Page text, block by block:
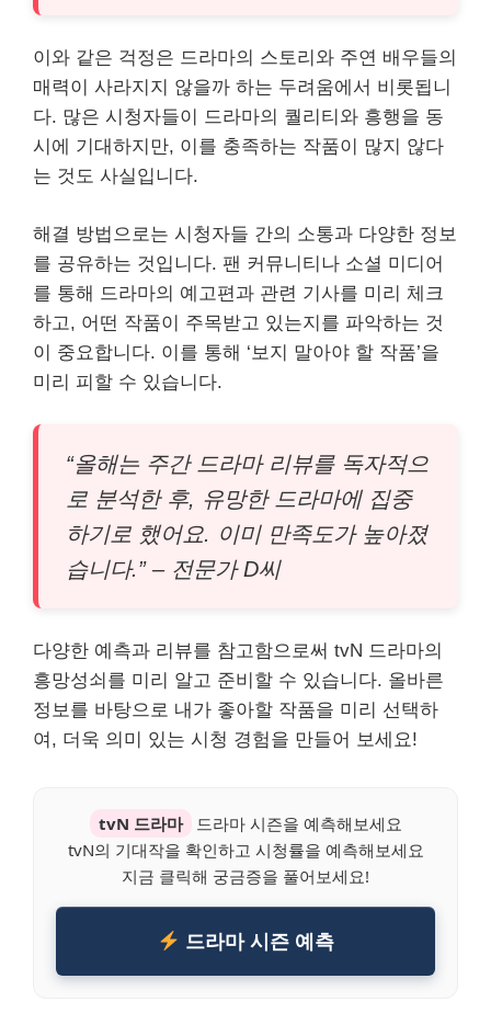
이와 같은 걱정은 드라마의 스토리와 주연 배우들의
매력이 사라지지 않을까 하는 두려움에서 비롯됩니
다. 많은 시청자들이 드라마의 퀄리티와 흥행을 동
시에 기대하지만, 이를 충족하는 작품이 많지 않다
는 것도 사실입니다.
해결 방법으로는 시청자들 간의 소통과 다양한 정보
를 공유하는 것입니다. 팬 커뮤니티나 소셜 미디어
를 통해 드라마의 예고편과 관련 기사를 미리 체크
하고, 어떤 작품이 주목받고 있는지를 파악하는 것
이 중요합니다. 이를 통해 ‘보지 말아야 할 작품’을
미리 피할 수 있습니다.
“올해는 주간 드라마 리뷰를 독자적으
로 분석한 후, 유망한 드라마에 집중
하기로 했어요. 이미 만족도가 높아졌
습니다.” – 전문가 D씨
다양한 예측과 리뷰를 참고함으로써 tvN 드라마의
흥망성쇠를 미리 알고 준비할 수 있습니다. 올바른
정보를 바탕으로 내가 좋아할 작품을 미리 선택하
여, 더욱 의미 있는 시청 경험을 만들어 보세요!
tvN 드라마
드라마 시즌을 예측해보세요
tvN의 기대작을 확인하고 시청률을 예측해보세요
지금 클릭해 궁금증을 풀어보세요!
드라마 시즌 예측